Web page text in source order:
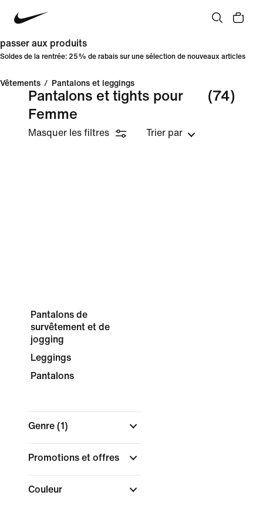
passer aux produits
Soldes de la rentrée: 25% de rabais sur une sélection de nouveaux articles
Vêtements / Pantalons et leggings
Pantalons et tights pour
Femme
(74)
Masquer les filtres Trier par
Pantalons de
survêtement et de
jogging
Leggings
Pantalons
Genre (1)
Promotions et offres
Couleur